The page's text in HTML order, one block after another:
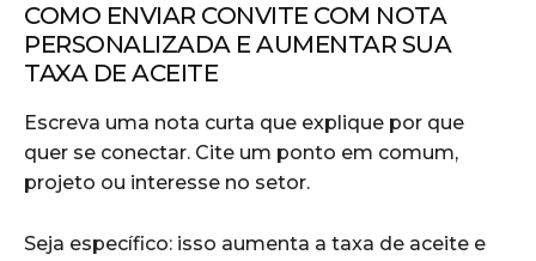
COMO ENVIAR CONVITE COM NOTA
PERSONALIZADA E AUMENTAR SUA
TAXA DE ACEITE
Escreva uma nota curta que explique por que
quer se conectar. Cite um ponto em comum,
projeto ou interesse no setor.
Seja específico: isso aumenta a taxa de aceite e